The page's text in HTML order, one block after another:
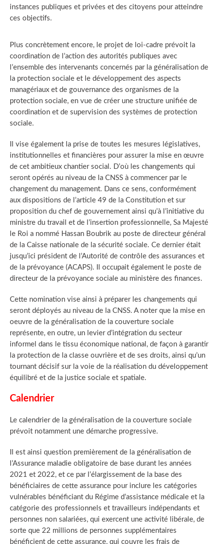
instances publiques et privées et des citoyens pour atteindre
ces objectifs.
Plus concrètement encore, le projet de loi-cadre prévoit la
coordination de l’action des autorités publiques avec
l’ensemble des intervenants concernés par la généralisation de
la protection sociale et le développement des aspects
managériaux et de gouvernance des organismes de la
protection sociale, en vue de créer une structure unifiée de
coordination et de supervision des systèmes de protection
sociale.
Il vise également la prise de toutes les mesures législatives,
institutionnelles et financières pour assurer la mise en œuvre
de cet ambitieux chantier social. D’où les changements qui
seront opérés au niveau de la CNSS à commencer par le
changement du management. Dans ce sens, conformément
aux dispositions de l’article 49 de la Constitution et sur
proposition du chef de gouvernement ainsi qu’à l’initiative du
ministre du travail et de l’insertion professionnelle, Sa Majesté
le Roi a nommé Hassan Boubrik au poste de directeur général
de la Caisse nationale de la sécurité sociale. Ce dernier était
jusqu’ici président de l’Autorité de contrôle des assurances et
de la prévoyance (ACAPS). Il occupait également le poste de
directeur de la prévoyance sociale au ministère des finances.
Cette nomination vise ainsi à préparer les changements qui
seront déployés au niveau de la CNSS. A noter que la mise en
oeuvre de la généralisation de la couverture sociale
représente, en outre, un levier d’intégration du secteur
informel dans le tissu économique national, de façon à garantir
la protection de la classe ouvrière et de ses droits, ainsi qu’un
tournant décisif sur la voie de la réalisation du développement
équilibré et de la justice sociale et spatiale.
Calendrier
Le calendrier de la généralisation de la couverture sociale
prévoit notamment une démarche progressive.
Il est ainsi question premièrement de la généralisation de
l’Assurance maladie obligatoire de base durant les années
2021 et 2022, et ce par l’élargissement de la base des
bénéficiaires de cette assurance pour inclure les catégories
vulnérables bénéficiant du Régime d’assistance médicale et la
catégorie des professionnels et travailleurs indépendants et
personnes non salariées, qui exercent une activité libérale, de
sorte que 22 millions de personnes supplémentaires
bénéficient de cette assurance, qui couvre les frais de